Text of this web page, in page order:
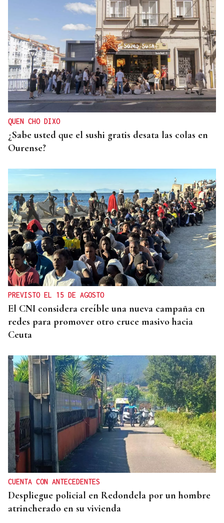
IMPULSO AL TEJIDO EMPRESARIAL
La Asociación Empresarial de Valdeorras (AEVA)
continuará apostando por la formación tras el
verano
QUEN CHO DIXO
¿Sabe usted que el sushi gratis desata las colas en
Ourense?
PREVISTO EL 15 DE AGOSTO
El CNI considera creíble una nueva campaña en
redes para promover otro cruce masivo hacia
Ceuta
CUENTA CON ANTECEDENTES
Despliegue policial en Redondela por un hombre
atrincherado en su vivienda